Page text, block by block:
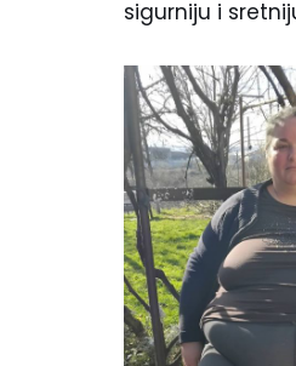
sigurniju i